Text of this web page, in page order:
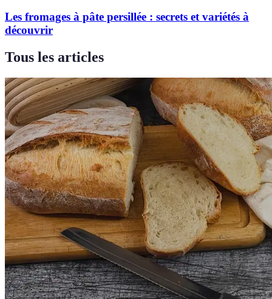
Les fromages à pâte persillée : secrets et variétés à
découvrir
Tous les articles